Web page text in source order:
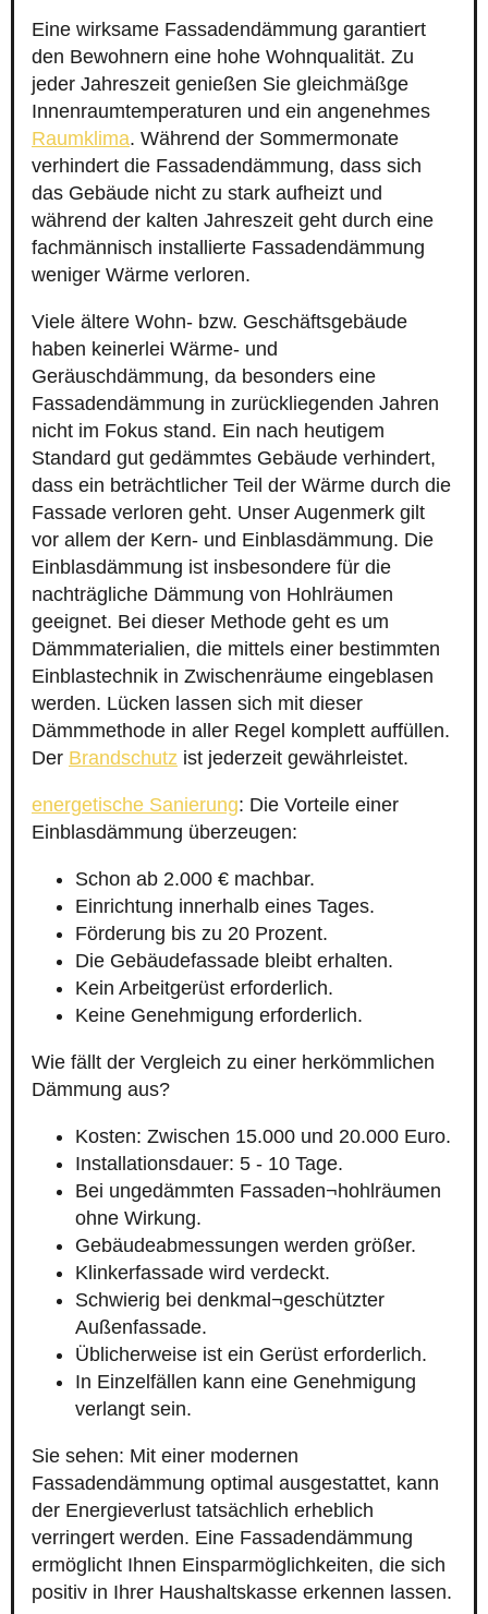
Eine wirksame Fassadendämmung garantiert
den Bewohnern eine hohe Wohnqualität. Zu
jeder Jahreszeit genießen Sie gleichmäßge
Innenraumtemperaturen und ein angenehmes
Raumklima. Während der Sommermonate
verhindert die Fassadendämmung, dass sich
das Gebäude nicht zu stark aufheizt und
während der kalten Jahreszeit geht durch eine
fachmännisch installierte Fassadendämmung
weniger Wärme verloren.
Viele ältere Wohn- bzw. Geschäftsgebäude
haben keinerlei Wärme- und
Geräuschdämmung, da besonders eine
Fassadendämmung in zurückliegenden Jahren
nicht im Fokus stand. Ein nach heutigem
Standard gut gedämmtes Gebäude verhindert,
dass ein beträchtlicher Teil der Wärme durch die
Fassade verloren geht. Unser Augenmerk gilt
vor allem der Kern- und Einblasdämmung. Die
Einblasdämmung ist insbesondere für die
nachträgliche Dämmung von Hohlräumen
geeignet. Bei dieser Methode geht es um
Dämmmaterialien, die mittels einer bestimmten
Einblastechnik in Zwischenräume eingeblasen
werden. Lücken lassen sich mit dieser
Dämmmethode in aller Regel komplett auffüllen.
Der Brandschutz ist jederzeit gewährleistet.
energetische Sanierung: Die Vorteile einer
Einblasdämmung überzeugen:
Schon ab 2.000 € machbar.
Einrichtung innerhalb eines Tages.
Förderung bis zu 20 Prozent.
Die Gebäudefassade bleibt erhalten.
Kein Arbeitgerüst erforderlich.
Keine Genehmigung erforderlich.
Wie fällt der Vergleich zu einer herkömmlichen
Dämmung aus?
Kosten: Zwischen 15.000 und 20.000 Euro.
Installationsdauer: 5 - 10 Tage.
Bei ungedämmten Fassaden¬hohlräumen
ohne Wirkung.
Gebäudeabmessungen werden größer.
Klinkerfassade wird verdeckt.
Schwierig bei denkmal¬geschützter
Außenfassade.
Üblicherweise ist ein Gerüst erforderlich.
In Einzelfällen kann eine Genehmigung
verlangt sein.
Sie sehen: Mit einer modernen
Fassadendämmung optimal ausgestattet, kann
der Energieverlust tatsächlich erheblich
verringert werden. Eine Fassadendämmung
ermöglicht Ihnen Einsparmöglichkeiten, die sich
positiv in Ihrer Haushaltskasse erkennen lassen.